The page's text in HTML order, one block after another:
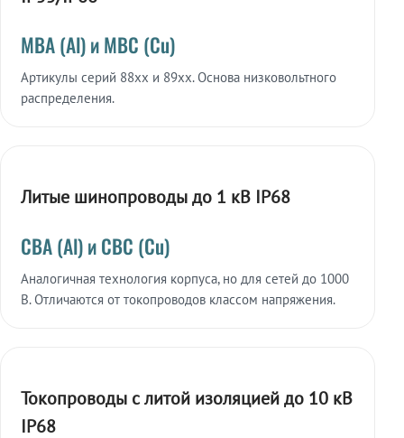
МВА (Al) и МВС (Cu)
Артикулы серий 88xx и 89xx. Основа низковольтного
распределения.
Литые шинопроводы до 1 кВ IP68
СВА (Al) и СВС (Cu)
Аналогичная технология корпуса, но для сетей до 1000
В. Отличаются от токопроводов классом напряжения.
Токопроводы с литой изоляцией до 10 кВ
IP68